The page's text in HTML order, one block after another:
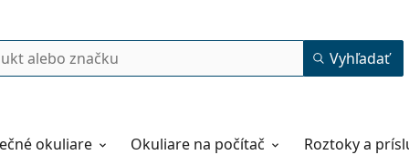
Vyhľadať
okuliare Okuliare na počítač Roztoky a